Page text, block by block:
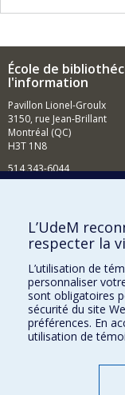
École de
l'information
Pavillon Lionel-Groulx
3150, rue Jean-Brillant
Montréal (QC)
H3T 1N8
514 343-6044
Comment soutenir
BESOIN D'AIDE?
Plan du site
Signaler une erreur
Accessibilité
FACULTÉ DES ARTS
Nos départements et
L’UdeM
respecter la
L’utilisation de
personnaliser
sont obligatoires
sécurité du site
préférences. En
utilisation de